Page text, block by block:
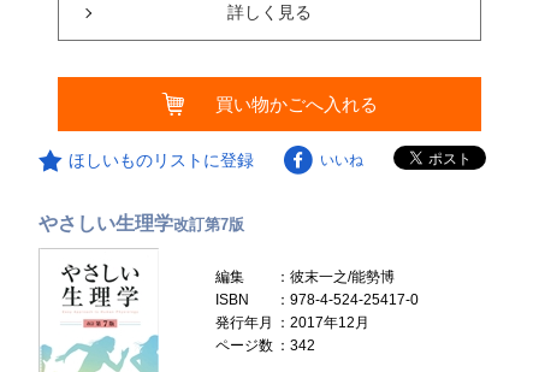
詳しく見る
買い物かごへ入れる
ほしいものリストに登録 いいね
やさしい生理学改訂第7版
編集
：彼末一之/能勢博
ISBN
：978-4-524-25417-0
発行年月
：2017年12月
ページ数 ：342